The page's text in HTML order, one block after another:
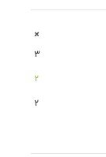
+
٣
٢
٢